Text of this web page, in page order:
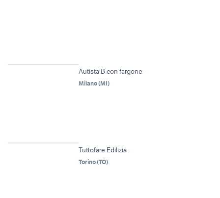
Autista B con fargone
Milano(MI)
Tuttofare Edilizia
Torino(TO)